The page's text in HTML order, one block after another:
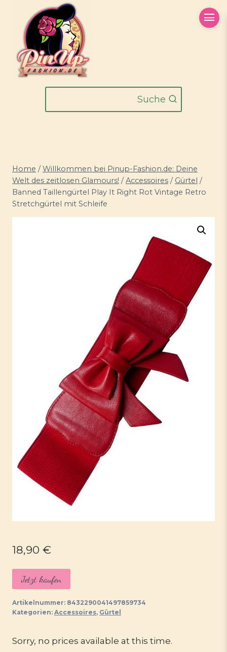
springen
Suche
Home / Willkommen bei Pinup-Fashion.de: Deine
Welt des zeitlosen Glamours! / Accessoires / Gürtel /
Banned Taillengürtel Play It Right Rot Vintage Retro
Stretchgürtel mit Schleife
18,90 €
Jetzt kaufen
Artikelnummer: 8432290041497859734
Kategorien: Accessoires, Gürtel
Sorry, no prices available at this time.